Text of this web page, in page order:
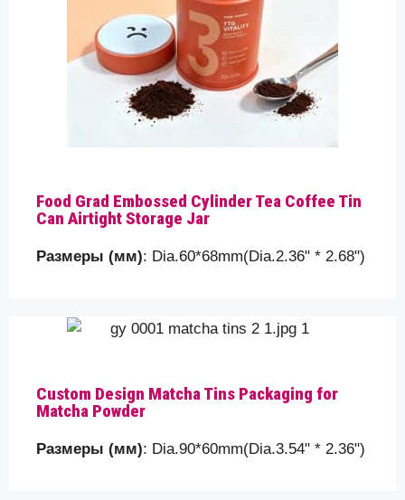
Food Grad Embossed Cylinder Tea Coffee Tin
Can Airtight Storage Jar
Размеры (мм): Dia.60*68mm(Dia.2.36" * 2.68")
Custom Design Matcha Tins Packaging for
Matcha Powder
Размеры (мм): Dia.90*60mm(Dia.3.54" * 2.36")
быстрого решения